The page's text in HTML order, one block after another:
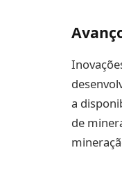
a
de